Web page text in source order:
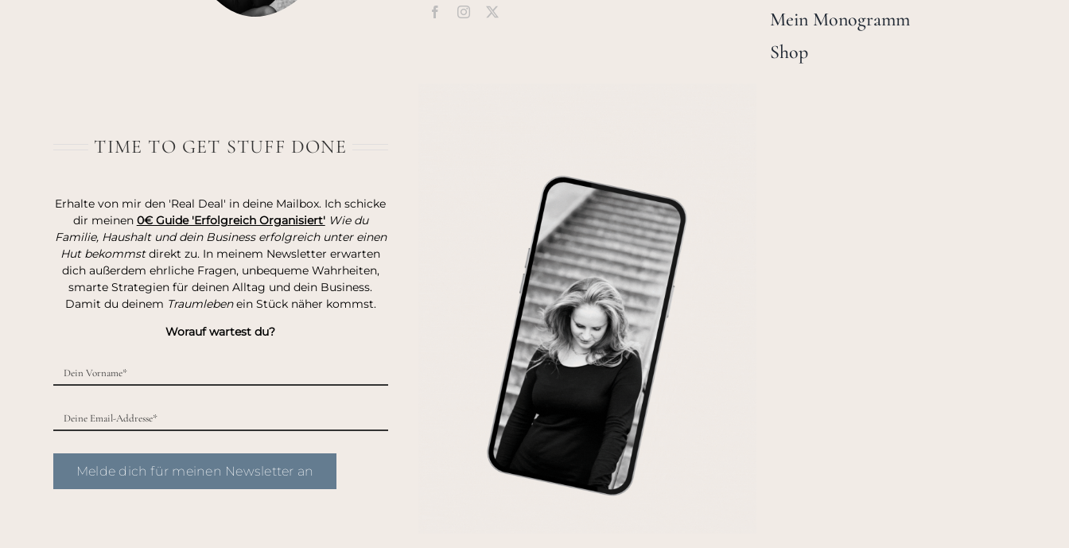
Mein Monogramm
Shop
TIME TO GET STUFF DONE
Erhalte von mir den 'Real Deal' in deine Mailbox. Ich schicke
dir meinen 0€ Guide 'Erfolgreich Organisiert' Wie du
Familie, Haushalt und dein Business erfolgreich unter einen
Hut bekommstdirekt zu. In meinem Newsletter erwarten
dich außerdem ehrliche Fragen, unbequeme Wahrheiten,
smarte Strategien für deinen Alltag und dein Business.
Damit du deinem Traumlebenein Stück näher kommst.
Worauf wartest du?
Melde dich für meinen Newsletter an